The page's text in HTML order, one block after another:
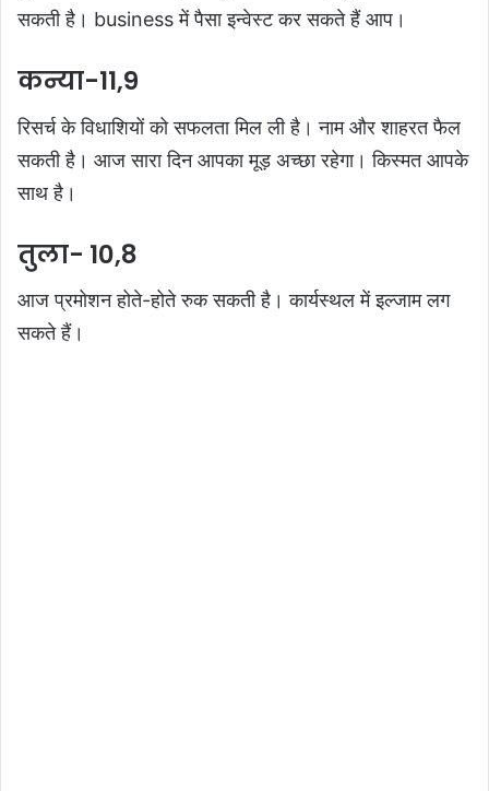
सकती है। business में पैसा इन्वेस्ट कर सकते हैं आप।
कन्या-11,9
रिसर्च के विधाशियों को सफलता मिल ली है। नाम और शाहरत फैल
सकती है। आज सारा दिन आपका मूड़ अच्छा रहेगा। किस्मत आपके
साथ है।
तुला- 10,8
आज प्रमोशन होते-होते रुक सकती है। कार्यस्थल में इल्जाम लग
सकते हैं।